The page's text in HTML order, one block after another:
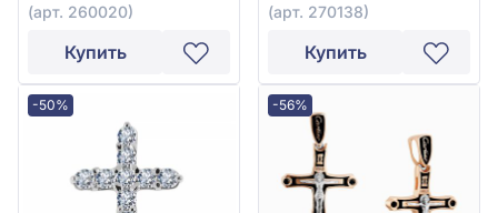
(арт. 260020)
Купить
(арт. 270138)
Купить
-50% -56%